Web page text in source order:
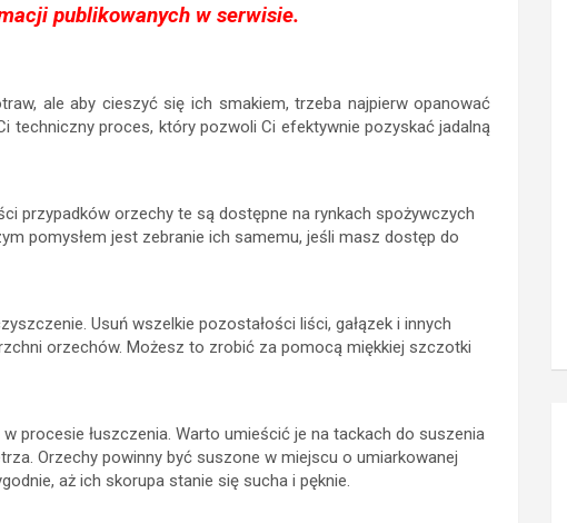
publikowanych w serwisie.
ale aby cieszyć się ich smakiem, trzeba najpierw opanować
techniczny proces, który pozwoli Ci efektywnie pozyskać jadalną
przypadków orzechy te są dostępne na rynkach spożywczych
pomysłem jest zebranie ich samemu, jeśli masz dostęp do
Usuń wszelkie pozostałości liści, gałązek i innych
orzechów. Możesz to zrobić za pomocą miękkiej szczotki
procesie łuszczenia. Warto umieścić je na tackach do suszenia
Orzechy powinny być suszone w miejscu o umiarkowanej
aż ich skorupa stanie się sucha i pęknie.